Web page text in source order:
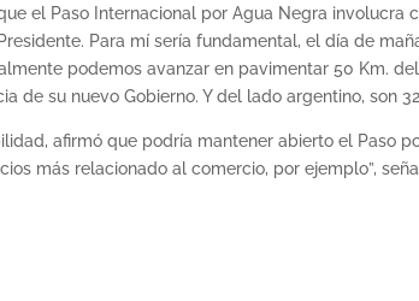
el Paso Internacional por Agua Negra involucra
Para mí sería fundamental, el día de
podemos avanzar en pavimentar 50 Km.
de su nuevo Gobierno. Y del lado argentino, son
afirmó que podría mantener abierto el Paso
más relacionado al comercio, por ejemplo”,